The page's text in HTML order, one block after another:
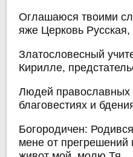
Оглашаюся твоими
яже Церковь
Златословесный
Кирилле,
Людей православных
благовестиях и
Богородичен:
мене от прегрешений